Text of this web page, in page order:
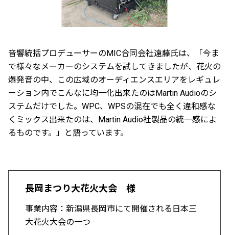
音響統括プロデューサーのMIC合同会社遠藤氏は、「今ま
で様々なメーカーのシステムを試してきましたが、花火の
爆発音の中、この広域のオーディエンスエリアをレギュレ
ーション内でこんなに均一化出来たのはMartin Audioのシ
ステムだけでした。WPC、WPSの混在でも全く違和感な
くミックス出来たのは、Martin Audio社製品の統一感によ
るものです。」と語っています。
長岡まつり大花火大会 様
事業内容：新潟県長岡市にて開催される日本三
大花火大会の一つ